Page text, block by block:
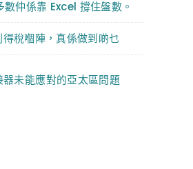
仲係靠 Excel 撐住盤數。
稅嗰陣，真係做到啲乜
未能應對的亞太區問題